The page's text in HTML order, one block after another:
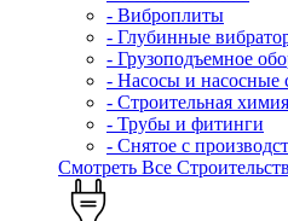
- Виброплиты
- Глубинные
- Грузоподъемное
- Насосы и насосные
- Строительная химия
- Трубы и фитинги
- Снятое с
Смотреть Все